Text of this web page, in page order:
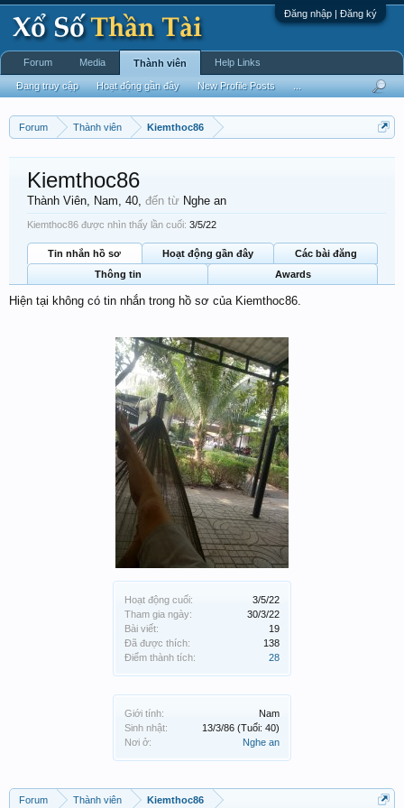
Đăng nhập | Đăng ký
Forum Thành viên Kiemthoc86
Hoạt động cuối:
3/5/22
Tham gia ngày:
30/3/22
Bài viết:
19
Đã được thích:
138
Điểm thành tích:
28
Giới tính:
Nam
Sinh nhật:
13/3/86 (Tuổi: 40)
Nơi ở:
Nghe an
Kiemthoc86
Thành Viên, Nam, 40, đến từ Nghe an
Kiemthoc86 được nhìn thấy lần cuối: 3/5/22
Tin nhắn hồ sơ Hoạt động gần đây
Các bài đăng
Thông tin
Awards
Hiện tại không có tin nhắn trong hồ sơ của Kiemthoc86.
Forum Thành viên Kiemthoc86
Forum Media Thành viên
Đang truy cập Hoạt động gần đây New Profile Posts
Help Links